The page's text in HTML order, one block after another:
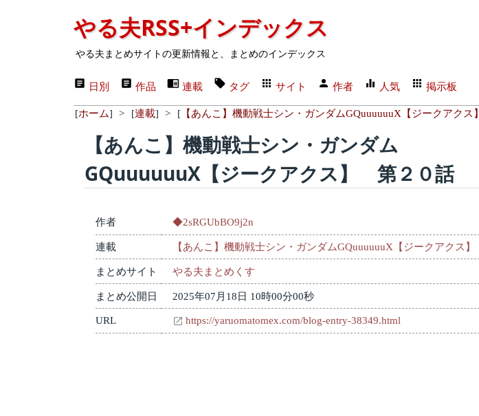
やる夫RSS+インデックス
やる夫まとめサイトの更新情報と、まとめのインデックス
日別 作品 連載 タグ サイト 作者 人気 掲示板
[ホーム] > [連載] > [【あんこ】機動戦士シン・ガンダムGQuuuuuuX【ジークアクス】
【あんこ】機動戦士シン・ガンダム
GQuuuuuuX【ジークアクス】 第２０話
作者 ◆2sRGUbBO9j2n
連載 【あんこ】機動戦士シン・ガンダムGQuuuuuuX【ジークアクス】
まとめサイト やる夫まとめくす
まとめ公開日 2025年07月18日 10時00分00秒
URL https://yaruomatomex.com/blog-entry-38349.html